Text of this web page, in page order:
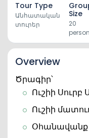
Tour Type
Անհատական
տուրեր
Size
20
Overview
Ծրագիր՝
Ուշիի
Ուշիի
Օհանավանք